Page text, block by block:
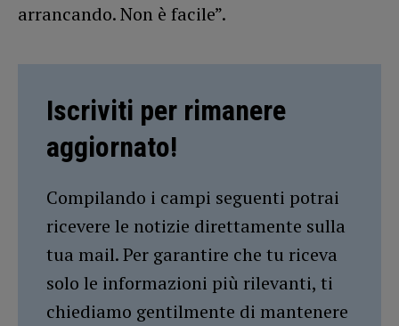
arrancando. Non è facile”.
Iscriviti per rimanere
aggiornato!
Compilando i campi seguenti potrai
ricevere le notizie direttamente sulla
tua mail. Per garantire che tu riceva
solo le informazioni più rilevanti, ti
chiediamo gentilmente di mantenere